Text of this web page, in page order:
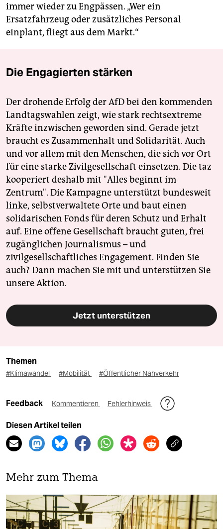
immer wieder zu Engpässen. „Wer ein
Ersatzfahrzeug oder zusätzliches Personal
einplant, fliegt aus dem Markt.“
Die Engagierten stärken
Der drohende Erfolg der AfD bei den kommenden
Landtagswahlen zeigt, wie stark rechtsextreme
Kräfte inzwischen geworden sind. Gerade jetzt
braucht es Zusammenhalt und Solidarität. Auch
und vor allem mit den Menschen, die sich vor Ort
für eine starke Zivilgesellschaft einsetzen. Die taz
kooperiert deshalb mit "Alles beginnt im
Zentrum". Die Kampagne unterstützt bundesweit
linke, selbstverwaltete Orte und baut einen
solidarischen Fonds für deren Schutz und Erhalt
auf. Eine offene Gesellschaft braucht guten, frei
zugänglichen Journalismus – und
zivilgesellschaftliches Engagement. Finden Sie
auch? Dann machen Sie mit und unterstützen Sie
unsere Aktion.
Jetzt unterstützen
Themen
#Klimawandel #Mobilität #Öffentlicher Nahverkehr
Feedback Kommentieren Fehlerhinweis
Diesen Artikel teilen
Mehr zum Thema